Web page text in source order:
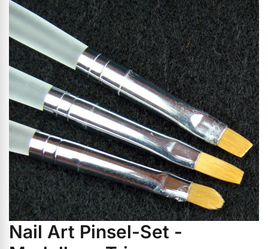
Weihnachtsmarkt anzeigen
Gel anzeigen
Farbgele anzeigen
Gel Polish anzeigen
der
Bildgalerie
springen
Zum
Anfang
Nail Art Pinsel-Set -